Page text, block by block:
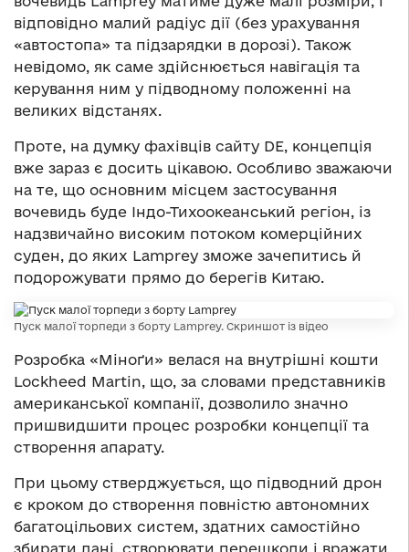
відповідно малий радіус дії (без урахування
«автостопа» та підзарядки в дорозі). Також
невідомо, як саме здійснюється навігація та
керування ним у підводному положенні на
великих відстанях.
Проте, на думку фахівців сайту DE, концепція
вже зараз є досить цікавою. Особливо зважаючи
на те, що основним місцем застосування
вочевидь буде Індо-Тихоокеанський регіон, із
надзвичайно високим потоком комерційних
суден, до яких Lamprey зможе зачепитись й
подорожувати прямо до берегів Китаю.
Пуск малої торпеди з борту Lamprey. Скриншот із відео
Розробка «Міноґи» велася на внутрішні кошти
Lockheed Martin, що, за словами представників
американської компанії, дозволило значно
пришвидшити процес розробки концепції та
створення апарату.
При цьому стверджується, що підводний дрон
є кроком до створення повністю автономних
багатоцільових систем, здатних самостійно